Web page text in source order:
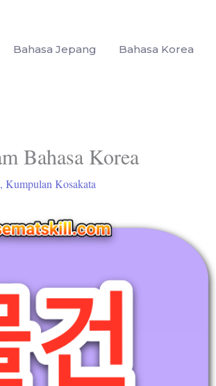
Bahasa Jepang Bahasa Korea
Bahasa Korea
, Kumpulan Kosakata